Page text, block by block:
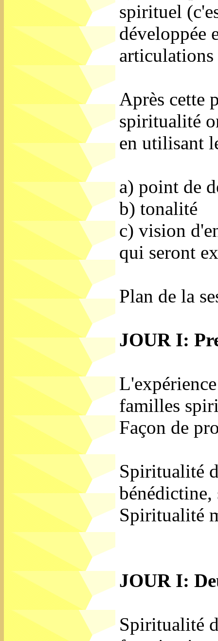
spirituel
développée
articulations
Après cette
spiritualité
en utilisant
a) point de
b) tonalité
c) vision
qui seront
Plan de la
JOUR I:
familles
Façon de
Spiritualité
Spiritualité
JOUR I:
Spiritualité